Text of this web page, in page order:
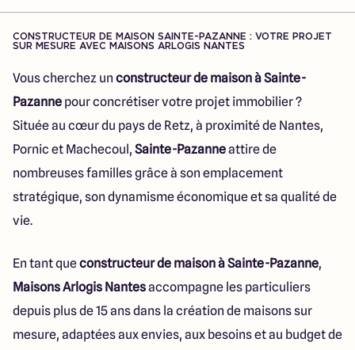
Qui sommes-nous
Maisons ARLOGIS Nantes
23 Rue du Bel air
44470 Carquefou
CONSTRUCTEUR DE MAISON SAINTE-PAZANNE : VOTRE PROJET
SUR MESURE AVEC MAISONS ARLOGIS NANTES
Vous cherchez un constructeur de maison à Sainte-
Pazanne pour concrétiser votre projet immobilier ?
Située au cœur du pays de Retz, à proximité de Nantes,
Pornic et Machecoul, Sainte-Pazanneattire de
nombreuses familles grâce à son emplacement
stratégique, son dynamisme économique et sa qualité de
vie.
En tant queconstructeur de maison à Sainte-Pazanne,
Maisons Arlogis Nantesaccompagne les particuliers
depuis plus de 15 ans dans la création de maisons sur
mesure, adaptées aux envies, aux besoins et au budget de